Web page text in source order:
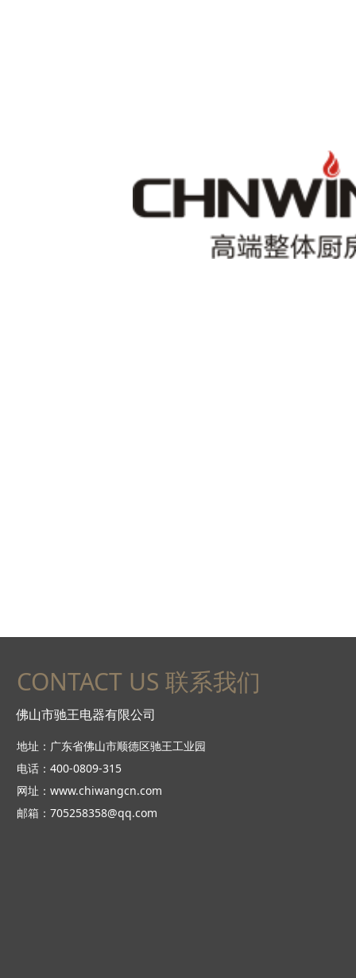
CONTACT US 联系我们
地址：广东省佛山市顺德区驰王工业园
电话：400-0809-315
网址：www.chiwangcn.com
邮箱：705258358@qq.com
佛山市驰王电器有限公司